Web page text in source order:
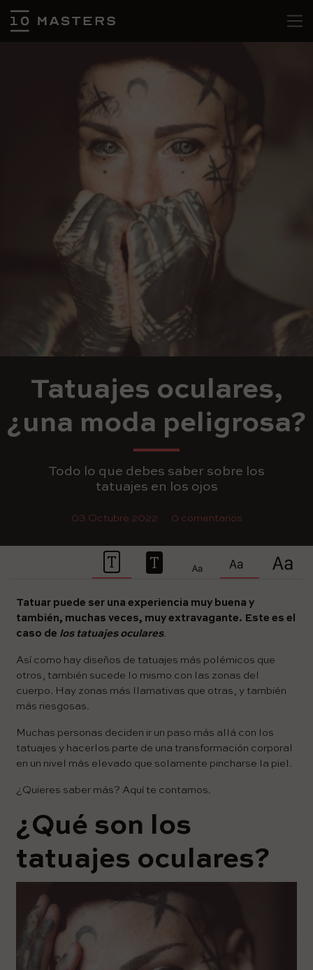
Tatuajes oculares,
¿una moda peligrosa?
Todo lo que debes saber sobre los
tatuajes en los ojos
03 Octubre 2022 0 comentarios
Tatuar puede ser una experiencia muy buena y
también, muchas veces, muy extravagante. Este es el
caso de los tatuajes oculares.
Así como hay diseños de tatuajes más polémicos que
otros, también sucede lo mismo con las zonas del
cuerpo. Hay zonas más llamativas que otras, y también
más riesgosas.
Muchas personas deciden ir un paso más allá con los
tatuajes y hacerlos parte de una transformación corporal
en un nivel más elevado que solamente pincharse la piel.
¿Quieres saber más? Aquí te contamos.
¿Qué son los
tatuajes oculares?